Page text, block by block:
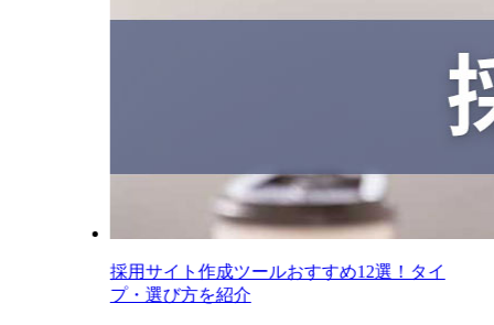
採用サイト作成ツールおすすめ12選！タイ
プ・選び方を紹介